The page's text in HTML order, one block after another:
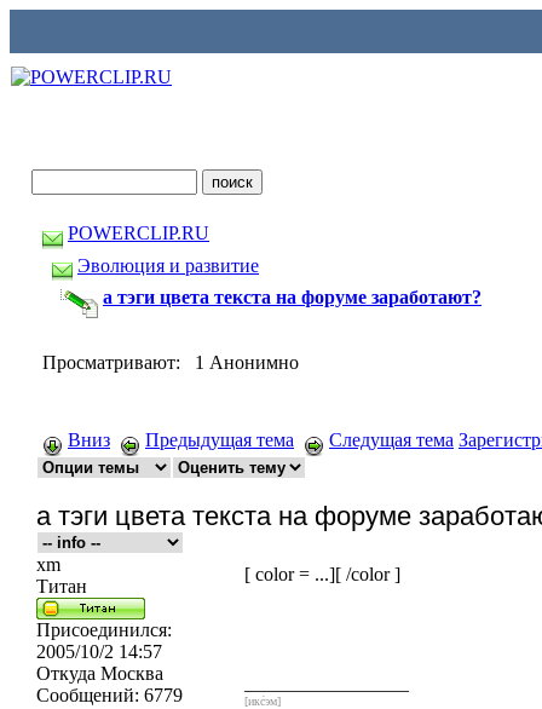
POWERCLIP.RU
Эволюция и развитие
а тэги цвета текста на форуме заработают?
Просматривают: 1 Анонимно
Вниз Предыдущая тема Следущая тема
а тэги цвета текста на форуме
xm
Титан
Присоединился:
2005/10/2 14:57
Откуда Москва
Сообщений: 6779
[ color = ...][ /color ]
[икс́эм]